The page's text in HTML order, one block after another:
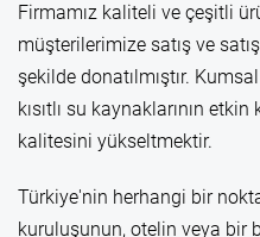
Firmamız kaliteli ve çeşitli
müşterilerimize satış ve
şekilde donatılmıştır.
kısıtlı su kaynaklarının
kalitesini yükseltmektir.
Türkiye'nin herhangi bir
kuruluşunun, otelin veya bir